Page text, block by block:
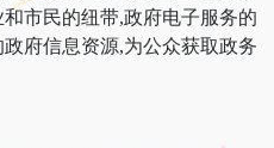
市民的纽带,政府电子服务的
府信息资源,为公众获取政务